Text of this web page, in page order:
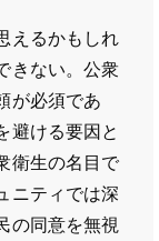
えるかもしれ
きない。公衆
が必須であ
避ける要因と
衛生の名目で
ニティでは深
の同意を無視